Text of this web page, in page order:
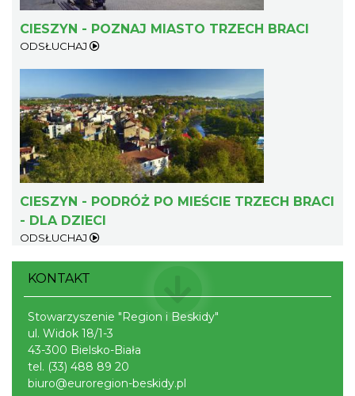
Wystawa: Z ONDRASZKIEM PRZEZ DEKADY
60-lecie Turystycznego Klubu Kolarskiego
PTTK "Ondraszek"
Cieszyn
0.41 km
INTERPRETACJE "Miesiofoto" - wernisaż
wystawy zdjęć miesiąca Cieszyńskiego
Towarzystwa Fotograficznego
Cieszyn
0.41 km
CIESZYN - POZNAJ MIASTO TRZECH BRACI
ODSŁUCHAJ
CIESZYN - PODRÓŻ PO MIEŚCIE TRZECH BRACI
- DLA DZIECI
ODSŁUCHAJ
KONTAKT
Stowarzyszenie "Region i Beskidy"
ul. Widok 18/1-3
43-300 Bielsko-Biała
tel. (33) 488 89 20
biuro@euroregion-beskidy.pl